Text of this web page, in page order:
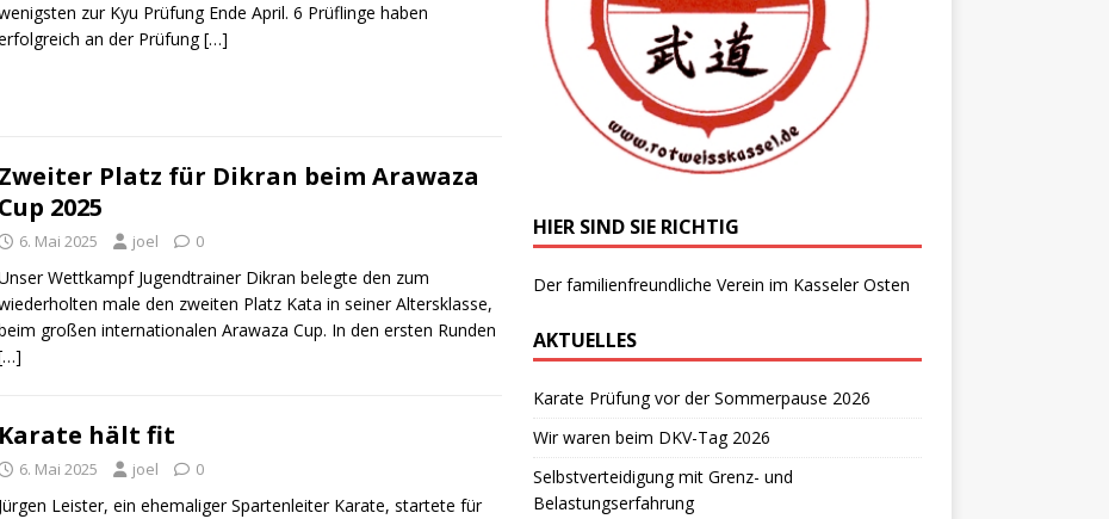
zur Kyu Prüfung Ende April. 6 Prüflinge haben
an der Prüfung[…]
Zweiter Platz für Dikran beim Arawaza
Cup 2025
6. Mai 2025 joel 0
Wettkampf Jugendtrainer Dikran belegte den zum
male den zweiten Platz Kata in seiner Altersklasse,
großen internationalen Arawaza Cup. In den ersten Runden
Karate hält fit
6. Mai 2025 joel 0
Jürgen Leister, ein ehemaliger Spartenleiter Karate, startete für
HIER SIND SIE RICHTIG
Der familienfreundliche Verein im Kasseler Osten
AKTUELLES
Karate Prüfung vor der Sommerpause 2026
Wir waren beim DKV-Tag 2026
Selbstverteidigung mit Grenz- und
Belastungserfahrung